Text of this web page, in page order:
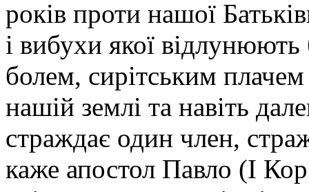
років проти нашої
і вибухи якої
болем, сирітським
нашій землі та навіть
страждає один член,
каже апостол Павло (І